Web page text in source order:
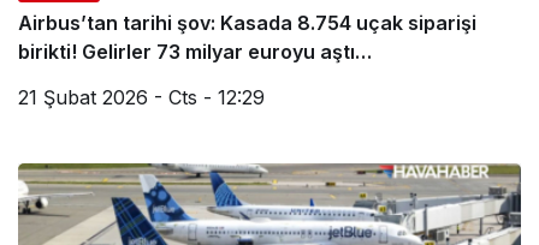
Airbus’tan tarihi şov: Kasada 8.754 uçak siparişi
birikti! Gelirler 73 milyar euroyu aştı…
21 Şubat 2026 - Cts - 12:29